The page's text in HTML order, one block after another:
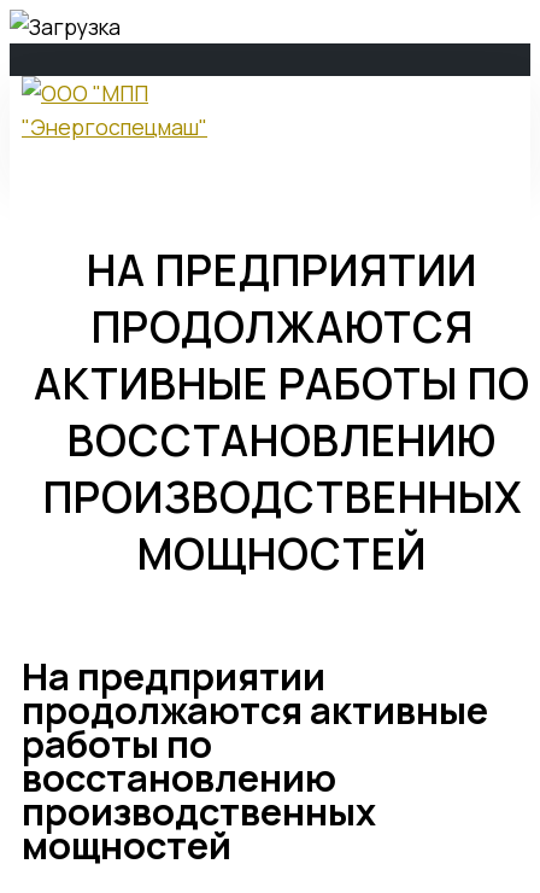
О компании
О компании
История компании
Стратегия развития
Политика в области качества
Новости
Сертификаты
Оборудование
Запасные части
Ремонт
НА ПРЕДПРИЯТИИ
ПРОДОЛЖАЮТСЯ
АКТИВНЫЕ РАБОТЫ ПО
ВОССТАНОВЛЕНИЮ
ПРОИЗВОДСТВЕННЫХ
МОЩНОСТЕЙ
На предприятии
продолжаются активные
работы по
восстановлению
производственных
мощностей